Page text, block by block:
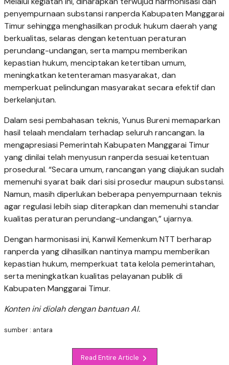
penyempurnaan substansi ranperda Kabupaten Manggarai
Timur sehingga menghasilkan produk hukum daerah yang
berkualitas, selaras dengan ketentuan peraturan
perundang-undangan, serta mampu memberikan
kepastian hukum, menciptakan ketertiban umum,
meningkatkan ketenteraman masyarakat, dan
memperkuat pelindungan masyarakat secara efektif dan
berkelanjutan.
Dalam sesi pembahasan teknis, Yunus Bureni memaparkan
hasil telaah mendalam terhadap seluruh rancangan. Ia
mengapresiasi Pemerintah Kabupaten Manggarai Timur
yang dinilai telah menyusun ranperda sesuai ketentuan
prosedural. “Secara umum, rancangan yang diajukan sudah
memenuhi syarat baik dari sisi prosedur maupun substansi.
Namun, masih diperlukan beberapa penyempurnaan teknis
agar regulasi lebih siap diterapkan dan memenuhi standar
kualitas peraturan perundang-undangan,” ujarnya.
Dengan harmonisasi ini, Kanwil Kemenkum NTT berharap
ranperda yang dihasilkan nantinya mampu memberikan
kepastian hukum, memperkuat tata kelola pemerintahan,
serta meningkatkan kualitas pelayanan publik di
Kabupaten Manggarai Timur.
Konten ini diolah dengan bantuan AI.
sumber : antara
Read Entire Article